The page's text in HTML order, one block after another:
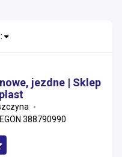
jezdne | Sklep
388790990